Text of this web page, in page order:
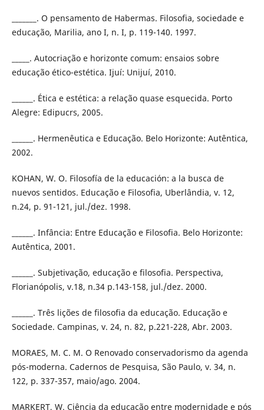
_______. O pensamento de Habermas. Filosofia, sociedade e
educação, Marilia, ano I, n. I, p. 119-140. 1997.
_____. Autocriação e horizonte comum: ensaios sobre
educação ético-estética. Ijuí: Unijuí, 2010.
______. Ética e estética: a relação quase esquecida. Porto
Alegre: Edipucrs, 2005.
______. Hermenêutica e Educação. Belo Horizonte: Autêntica,
2002.
KOHAN, W. O. Filosofía de la educación: a la busca de
nuevos sentidos. Educação e Filosofia, Uberlândia, v. 12,
n.24, p. 91-121, jul./dez. 1998.
______. Infância: Entre Educação e Filosofia. Belo Horizonte:
Autêntica, 2001.
______. Subjetivação, educação e filosofia. Perspectiva,
Florianópolis, v.18, n.34 p.143-158, jul./dez. 2000.
______. Três lições de filosofia da educação. Educação e
Sociedade. Campinas, v. 24, n. 82, p.221-228, Abr. 2003.
MORAES, M. C. M. O Renovado conservadorismo da agenda
pós-moderna. Cadernos de Pesquisa, São Paulo, v. 34, n.
122, p. 337-357, maio/ago. 2004.
MARKERT, W. Ciência da educação entre modernidade e pós